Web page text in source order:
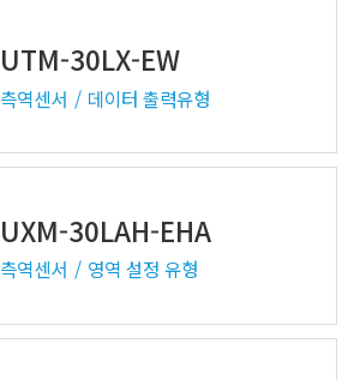
UTM-30LX-EW
측역센서 데이터 출력유형
UXM-30LAH-EHA
측역센서 영역 설정 유형